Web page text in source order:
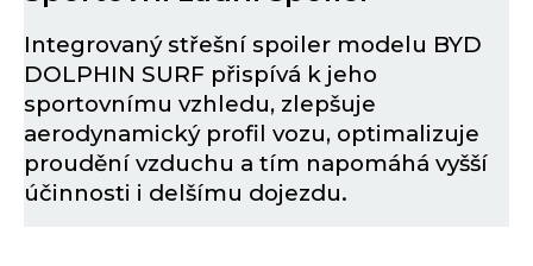
Integrovaný střešní spoiler modelu BYD
DOLPHIN SURF přispívá k jeho
sportovnímu vzhledu, zlepšuje
aerodynamický profil vozu, optimalizuje
proudění vzduchu a tím napomáhá vyšší
účinnosti i delšímu dojezdu.